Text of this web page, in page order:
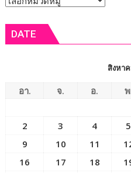
DATE
สิงหา
อา. จ. อ.
2
3 4 5
9
10 11
16
17 18